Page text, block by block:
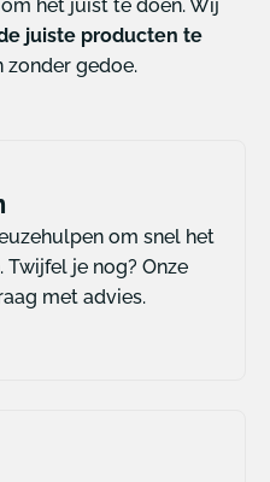
het juist te doen. Wij
juiste producten te
zonder gedoe.
om snel het
je nog? Onze
met advies.